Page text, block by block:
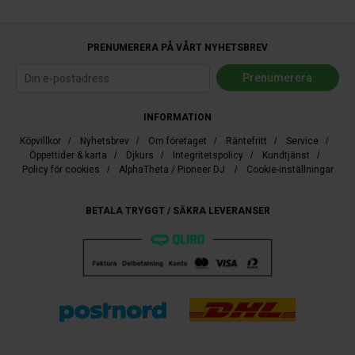
PRENUMERERA PÅ VÅRT NYHETSBREV
INFORMATION
Köpvillkor / Nyhetsbrev / Om företaget / Räntefritt / Service /
Öppettider & karta / Djkurs / Integritetspolicy / Kundtjänst /
Policy för cookies / AlphaTheta / Pioneer DJ / Cookie-inställningar
BETALA TRYGGT / SÄKRA LEVERANSER